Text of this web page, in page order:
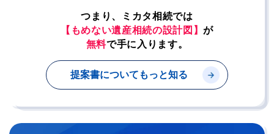
つまり、ミカタ相続では
【もめない遺産相続の設計図】が
無料で手に入ります。
提案書についてもっと知る